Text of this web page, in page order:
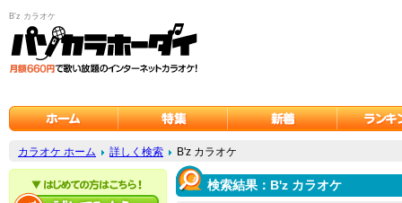
B'z カラオケ
カラオケ ホーム 詳しく検索 B'z カラオケ
検索結果：B'z カラオケ